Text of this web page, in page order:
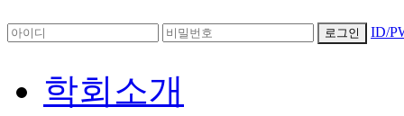
로그인 ID/
학회소개